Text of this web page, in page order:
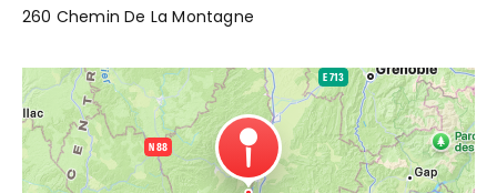
260 Chemin De La Montagne